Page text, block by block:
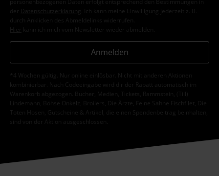
personenbezogenen Daten erfolgt entsprechend den Bestimmungen in
der
Datenschutzerklärung
. Ich kann meine Einwilligung jederzeit z. B.
durch Anklicken des Abmeldelinks widerrufen.
Hier kann ich mich vom Newsletter wieder abmelden.
Anmelden
*4 Wochen gültig. Nur online einlösbar. Nicht mit anderen Aktionen
kombinierbar. Nach Codeeingabe wird dir der Rabatt automatisch im
Warenkorb abgezogen. Bücher, Medien, Tickets, Rammstein, (Till)
Lindemann, Böhse Onkelz, Broilers, Die Ärzte, Feine Sahne Fischfilet, Die
Toten Hosen, Gutscheine & Artikel, die einen Spendenbeitrag beinhalten,
sind von der Aktion ausgeschlossen.